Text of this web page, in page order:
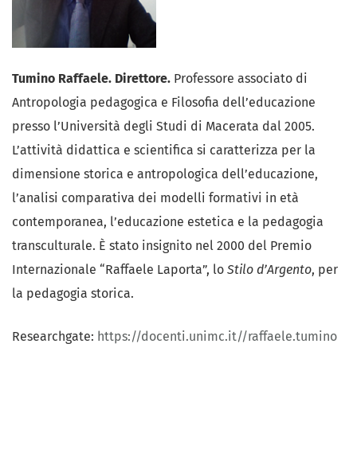
Tumino Raffaele. Direttore. Professore associato di
Antropologia pedagogica e Filosofia dell’educazione
presso l’Università degli Studi di Macerata dal 2005.
L’attività didattica e scientifica si caratterizza per la
dimensione storica e antropologica dell’educazione,
l’analisi comparativa dei modelli formativi in età
contemporanea, l’educazione estetica e la pedagogia
transculturale. È stato insignito nel 2000 del Premio
Internazionale “Raffaele Laporta”, lo Stilo d’Argento, per
la pedagogia storica.
Researchgate: https://docenti.unimc.it//raffaele.tumino